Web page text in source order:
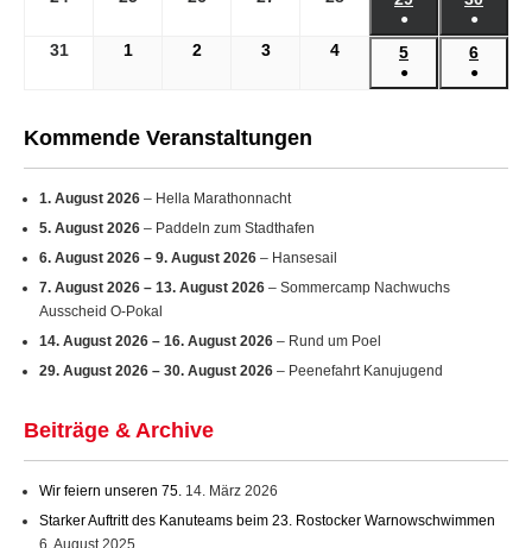
August
2026
August
2026
●
(1
Veranstaltung)
2026
●
(1
31 1 2 3 4
September
2026
55.
September
●
(1
66.
●
(1
Kommende Veranstaltungen
1. August 2026 – Hella Marathonnacht
5. August 2026 – Paddeln zum Stadthafen
6. August 2026
9. August 2026 – Hansesail
7. August 2026
13. August 2026 – Sommercamp Nachwuchs
Ausscheid O-Pokal
14. August 2026
16. August 2026 – Rund um Poel
29. August 2026
30. August 2026 – Peenefahrt Kanujugend
Beiträge & Archive
Wir feiern unseren 75. 14. März 2026
Starker Auftritt des Kanuteams beim 23. Rostocker Warnowschwimmen
6. August 2025